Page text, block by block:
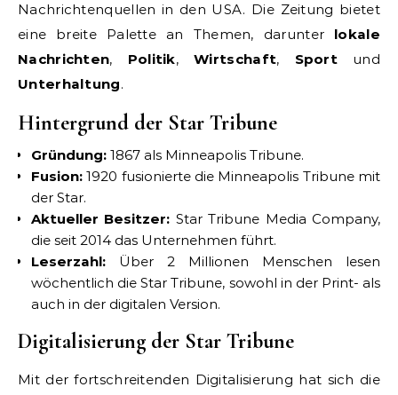
Nachrichtenquellen in den USA. Die Zeitung bietet
eine breite Palette an Themen, darunter lokale
Nachrichten, Politik,Wirtschaft, Sport und
Unterhaltung.
Hintergrund der Star Tribune
Gründung: 1867 als Minneapolis Tribune.
Fusion: 1920 fusionierte die Minneapolis Tribune mit
der Star.
Aktueller Besitzer: Star Tribune Media Company,
die seit 2014 das Unternehmen führt.
Leserzahl: Über 2 Millionen Menschen lesen
wöchentlich die Star Tribune, sowohl in der Print- als
auch in der digitalen Version.
Digitalisierung der Star Tribune
Mit der fortschreitenden Digitalisierung hat sich die